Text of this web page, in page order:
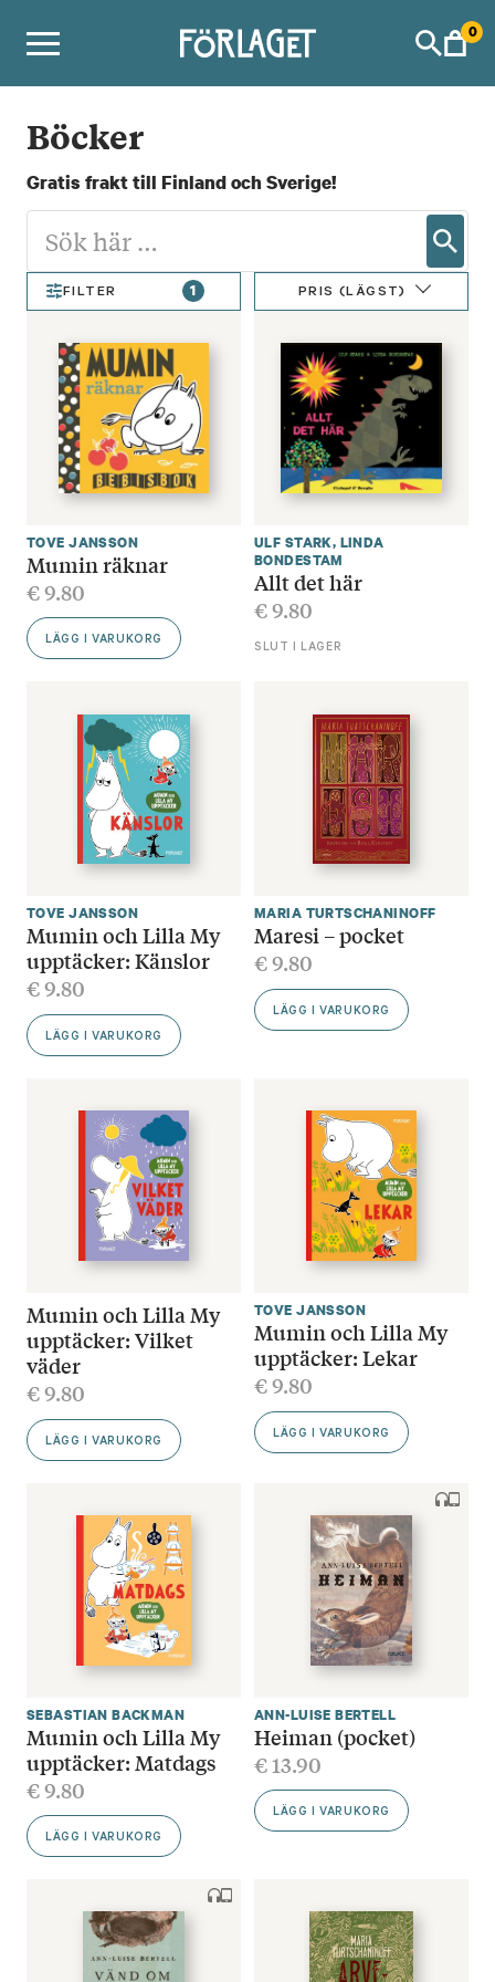
0
Böcker
Gratis frakt till Finland och Sverige!
FILTER 1 PRIS (LÄGST)
TOVE JANSSON
Mumin räknar
€9.80
LÄGG I VARUKORG
ULF STARK, LINDA
BONDESTAM
Allt det här
€9.80
SLUT I LAGER
TOVE JANSSON
Mumin och Lilla My
upptäcker: Känslor
€9.80
LÄGG I VARUKORG
MARIA TURTSCHANINOFF
Maresi – pocket
€9.80
LÄGG I VARUKORG
Mumin och Lilla My
upptäcker: Vilket
väder
€9.80
LÄGG I VARUKORG
TOVE JANSSON
Mumin och Lilla My
upptäcker: Lekar
€9.80
LÄGG I VARUKORG
SEBASTIAN BACKMAN
Mumin och Lilla My
upptäcker: Matdags
€9.80
LÄGG I VARUKORG
ANN-LUISE BERTELL
Heiman (pocket)
€13.90
LÄGG I VARUKORG